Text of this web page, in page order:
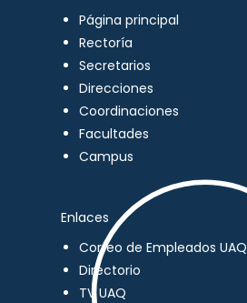
Página principal
Rectoría
Secretarios
Direcciones
Coordinaciones
Facultades
Campus
Enlaces
Correo de Empleados UAQ
Directorio
TV UAQ